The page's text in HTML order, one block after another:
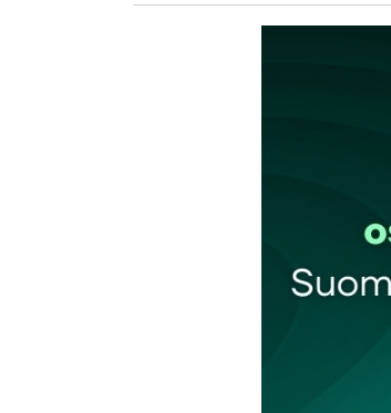
rahan määrästä-
Sähköpostiosoitettasi ei